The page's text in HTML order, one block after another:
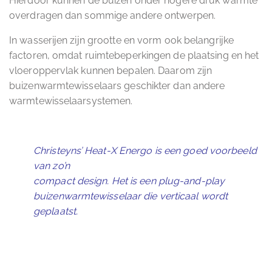
overdragen dan sommige andere ontwerpen.
In wasserijen zijn grootte en vorm ook belangrijke
factoren, omdat ruimtebeperkingen de plaatsing en het
vloeroppervlak kunnen bepalen. Daarom zijn
buizenwarmtewisselaars geschikter dan andere
warmtewisselaarsystemen.
Christeyns’ Heat-X Energo is een goed voorbeeld
van zo’n
compact design. Het is een plug-and-play
buizenwarmtewisselaar die verticaal wordt
geplaatst.